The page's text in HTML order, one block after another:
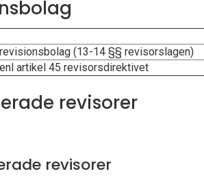
(13-14 §§ revisorslagen)
artikel 45 revisorsdirektivet
revisorer
revisorer